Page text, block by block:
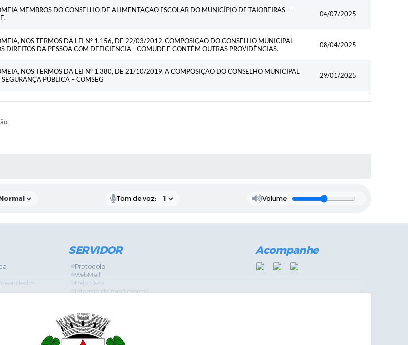
MEMBROS DO CONSELHO DE ALIMENTAÇÃO ESCOLAR DO MUNICÍPIO DE TAIOBEIRAS –
04/07/2025
NOS TERMOS DA LEI Nº 1.156, DE 22/03/2012, COMPOSIÇÃO DO CONSELHO MUNICIPAL
DIREITOS DA PESSOA COM DEFICIENCIA - COMUDE E CONTÉM OUTRAS PROVIDÊNCIAS.
08/04/2025
NOS TERMOS DA LEI Nº 1.380, DE 21/10/2019, A COMPOSIÇÃO DO CONSELHO MUNICIPAL
SEGURANÇA PÚBLICA – COMSEG
29/01/2025
Tom de voz: Volume
SERVIDOR
Protocolo
WebMail
Help Desk
Informe de rendimento
GPI
Diário Oficial
Fale com RH
SGDI - Sistema de Gerência de Demandas Internas
Acompanhe